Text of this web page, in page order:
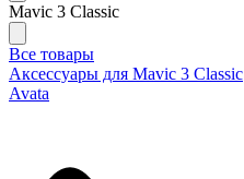
Mavic 3 Classic
Все товары
Аксессуары для Mavic 3 Classic
Avata